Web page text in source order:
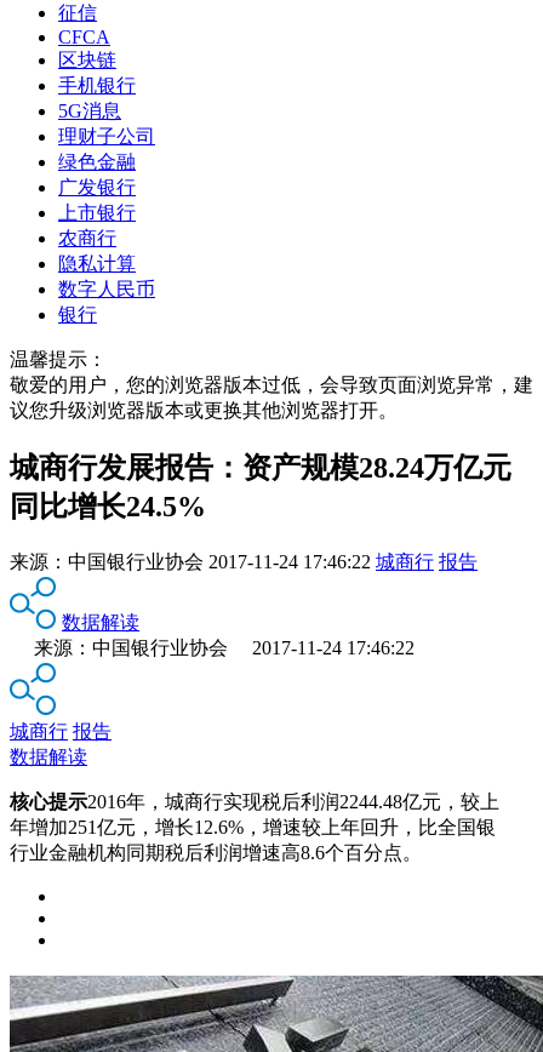
征信
CFCA
区块链
手机银行
5G消息
理财子公司
绿色金融
广发银行
上市银行
农商行
隐私计算
数字人民币
银行
温馨提示：
敬爱的用户，您的浏览器版本过低，会导致页面浏览异常，建
议您升级浏览器版本或更换其他浏览器打开。
城商行发展报告：资产规模28.24万亿元
同比增长24.5%
来源： 中国银行业协会 2017-11-24 17:46:22 城商行 报告
数据解读
来源：中国银行业协会 2017-11-24 17:46:22
城商行 报告
数据解读
核心提示2016年，城商行实现税后利润2244.48亿元，较上
年增加251亿元，增长12.6%，增速较上年回升，比全国银
行业金融机构同期税后利润增速高8.6个百分点。